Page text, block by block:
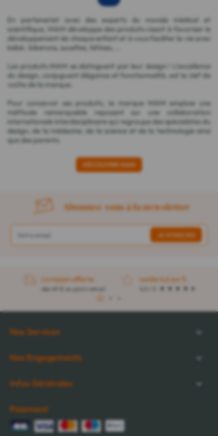
En partenariat avec des experts du monde médical et
scientifique, MAM développe des produits visant à favoriser le
développement de chaque enfant et à vous faciliter la vie avec
bébé : biberons, sucettes, tétines, ...
Les produits MAM se distinguent par leur design ! L'excellence
du design, conjuguant élégance et fonctionnalité, est la clef de
voûte de la marque.
Pour concevoir ses produits, la marque MAM emploie une
méthode remarquable reposant sur une collaboration
internationale interdisciplinaire qui regroupe des spécialistes du
design, de la médecine, de la science et de la technologie ainsi
que des parents.
DÉCOUVRIR MAM
Abonnez-vous à la newsletter
Livraison offerte
dès 49 € en point retrait
notée 4,6 sur 5
Nos Services
Nos Engagements
Infos Générales
Paiement